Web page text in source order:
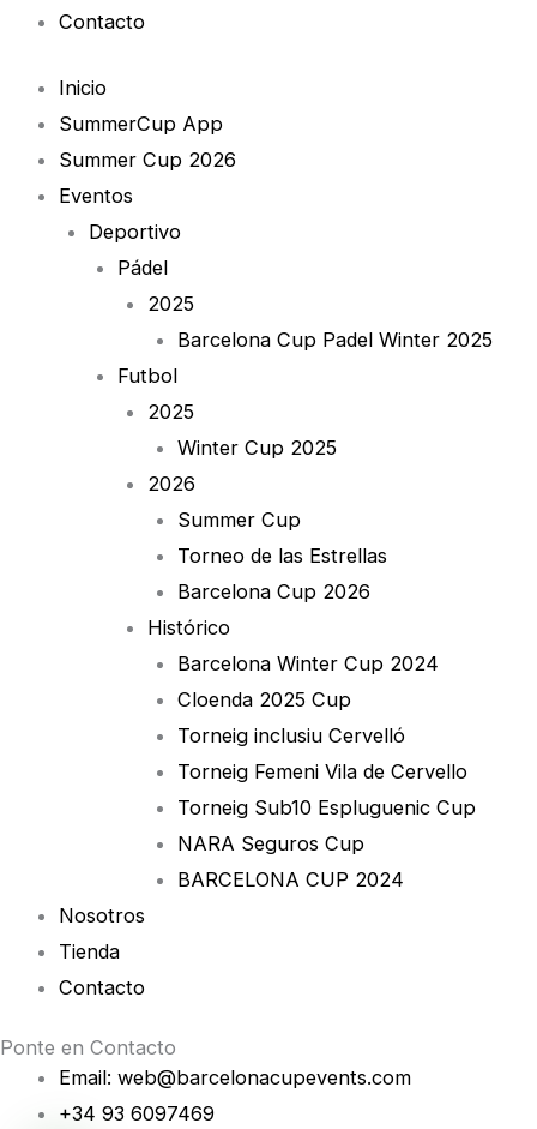
Contacto
Inicio
SummerCup App
Summer Cup 2026
Eventos
Deportivo
Pádel
2025
Barcelona Cup Padel Winter 2025
Futbol
2025
Winter Cup 2025
2026
Summer Cup
Torneo de las Estrellas
Barcelona Cup 2026
Histórico
Barcelona Winter Cup 2024
Cloenda 2025 Cup
Torneig inclusiu Cervelló
Torneig Femeni Vila de Cervello
Torneig Sub10 Espluguenic Cup
NARA Seguros Cup
BARCELONA CUP 2024
Nosotros
Tienda
Contacto
Ponte en Contacto
Email: web@barcelonacupevents.com
+34 93 6097469